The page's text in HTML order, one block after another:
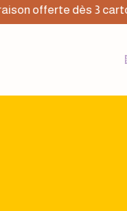
offerte dès 3